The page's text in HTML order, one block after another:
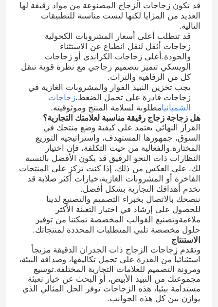
منزل
المنتجات
حول بنا
جولة في المعمل
ضبط الجودة
اتصل بنا
طلب اقتباس
قد تكون زجاجات الزجاج المصنوعة من مواد رقيقة لها
العديد من المزايا لكنها ليست مناسبة للتطبيقات
التالية.
قد تتطلب أعلى أسعار المشروبات الكحولية
زجاجات أثقل لنقل انطباع عن الاستثناء
والجودة.أعلى زجاجات الكراندي أو زجاجات
الويسكي تتميز بتصميم زجاجي مع نظرة قوية تنقل
كل من الرفاهية والتراث.
يجب تخزين النبيذ الفوار والمشروبات الغازية في
زجاجات قادرة على تحمل الضغط.زجاجات
الشمبانيامطلوبة لسلامة المنتج وموثوقيته.
هل زجاجة زجاج رقيقة مناسبة لعلامتك التجارية؟
القرار النهائي يعتمد على كيفية وضع منتجك في
السوق، جمهورها المستهدف، واستراتيجية التوزيع
المختارة.والفعالية من حيث التكلفة، فإن اختيار
النظارات ذات النحو الرقيق قد يكون الأفضل بالنسبة
لك. على العكس من ذلك، إذا كنت تركز على المنتجات
الفاخرة أو المشروبات الغازية،خيارات أكثر صلابة قد
تخدم أهدافك التجارية بشكل أفضل.
ننصحك بالاتصال بخبراء التصميم والتصنيع لدينا
للحصول على إرشاد في اختيار التعبئة الأكثر
ملاءمةوتصنيع القوالب المخصصة تمكننا من توفير
حلول مخصصة تلبي المتطلبات المحددة لمنتجاتك.
الاستنتاج
وتقدم زجاجات الزجاج ذات الجدران الدقيقة مزيجاً
استثنائياً من القدرة على تحمل تكاليفها، وصداقة البيئة،
ومرونة التصميم للعلامات التجارية المختلفة.توسيع
مجموعتك من النبيذ الأبيض، أو البحث عن خيار تعبئة
مستدامة بيئيا، هذه الزجاجات توفر الحل المثالي الذي
يوازن بين كل هذه الجوانب.